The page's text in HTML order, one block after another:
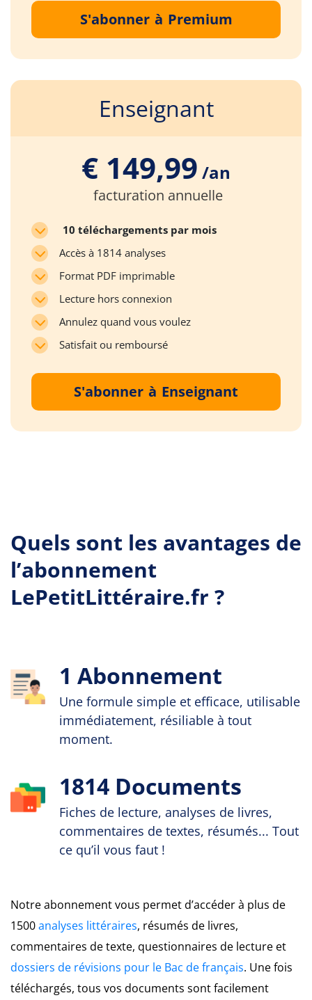
S'abonner à Premium
Enseignant
€ 149,99 /an
facturation annuelle
10 téléchargements par mois
Accès à 1814 analyses
Format PDF imprimable
Lecture hors connexion
Annulez quand vous voulez
Satisfait ou remboursé
S'abonner à Enseignant
Quels sont les avantages de
l’abonnement
LePetitLittéraire.fr ?
1 Abonnement
Une formule simple et efficace, utilisable
immédiatement, résiliable à tout
moment.
1814 Documents
Fiches de lecture, analyses de livres,
commentaires de textes, résumés... Tout
ce qu’il vous faut !
Notre abonnement vous permet d’accéder à plus de
1500analyses littéraires, résumés de livres,
commentaires de texte, questionnaires de lecture et
dossiers de révisions pour le Bac de français. Une fois
téléchargés, tous vos documents sont facilement